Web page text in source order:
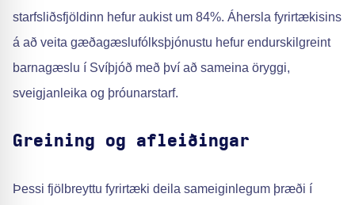
starfsliðsfjöldinn hefur aukist um 84%. Áhersla fyrirtækisins
á að veita gæðagæslufólksþjónustu hefur endurskilgreint
barnagæslu í Svíþjóð með því að sameina öryggi,
sveigjanleika og þróunarstarf.
Greining og afleiðingar
Þessi fjölbreyttu fyrirtæki deila sameiginlegum þræði í